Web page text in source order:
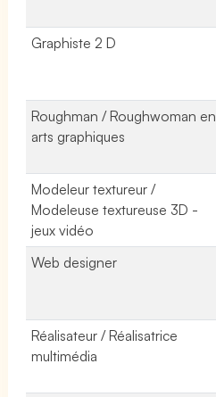
Graphiste 2 D
Roughman / Roughwoman en
arts graphiques
Modeleur textureur /
Modeleuse textureuse 3D -
jeux vidéo
Web designer
Réalisateur / Réalisatrice
multimédia